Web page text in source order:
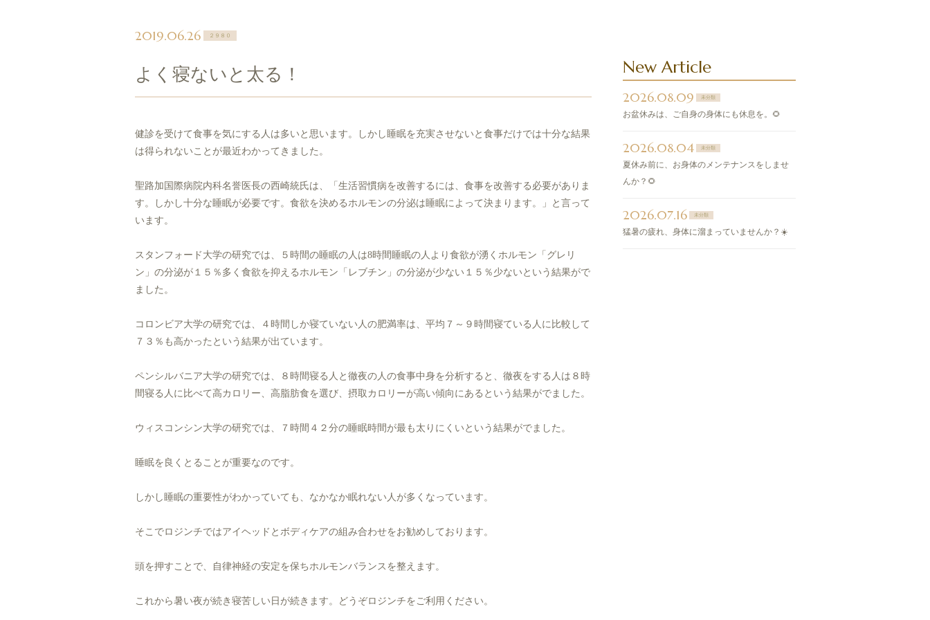
2019.06.26 ２９８０
よく寝ないと太る！
健診を受けて食事を気にする人は多いと思います。しかし睡眠を充実させないと食事だけでは十分な結果
は得られないことが最近わかってきました。
聖路加国際病院内科名誉医長の西崎統氏は、「生活習慣病を改善するには、食事を改善する必要がありま
す。しかし十分な睡眠が必要です。食欲を決めるホルモンの分泌は睡眠によって決まります。」と言って
います。
スタンフォード大学の研究では、５時間の睡眠の人は8時間睡眠の人より食欲が湧くホルモン「グレリ
ン」の分泌が１５％多く食欲を抑えるホルモン「レブチン」の分泌が少ない１５％少ないという結果がで
ました。
コロンビア大学の研究では、４時間しか寝ていない人の肥満率は、平均７～９時間寝ている人に比較して
７３％も高かったという結果が出ています。
ペンシルバニア大学の研究では、８時間寝る人と徹夜の人の食事中身を分析すると、徹夜をする人は８時
間寝る人に比べて高カロリー、高脂肪食を選び、摂取カロリーが高い傾向にあるという結果がでました。
ウィスコンシン大学の研究では、７時間４２分の睡眠時間が最も太りにくいという結果がでました。
睡眠を良くとることが重要なのです。
しかし睡眠の重要性がわかっていても、なかなか眠れない人が多くなっています。
そこでロジンチではアイヘッドとボディケアの組み合わせをお勧めしております。
頭を押すことで、自律神経の安定を保ちホルモンバランスを整えます。
これから暑い夜が続き寝苦しい日が続きます。どうぞロジンチをご利用ください。
New Article
2026.08.09 未分類
お盆休みは、ご自身の身体にも休息を。🌻
2026.08.04 未分類
夏休み前に、お身体のメンテナンスをしませ
んか？🌻
2026.07.16 未分類
猛暑の疲れ、身体に溜まっていませんか？☀️